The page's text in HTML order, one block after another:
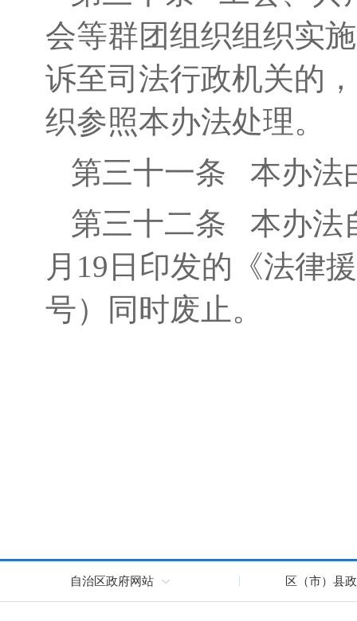
会等群团组织组织实
诉至司法行政机关的
织参照本办法处理。
第三十一条 本办法
第三十二条 本办法
月19日印发的《法律
号）同时废止。
自治区政府网站 区（市）县